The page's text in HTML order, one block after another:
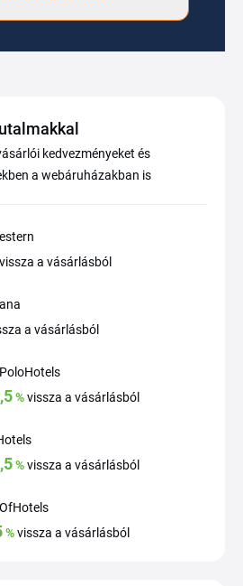
kedvezményeket és
a webáruházakban is
vissza a vásárlásból
a vásárlásból
%vissza a vásárlásból
%vissza a vásárlásból
%vissza a vásárlásból